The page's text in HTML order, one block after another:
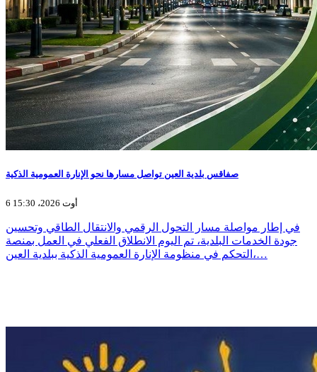
صفاقس بلدية العين تواصل مسارها نحو الإنارة العمومية الذكية
6 أوت 2026، 15:30
في إطار مواصلة مسار التحول الرقمي والانتقال الطاقي وتحسين
جودة الخدمات البلدية، تم اليوم الانطلاق الفعلي في العمل بمنصة
التحكم في منظومة الإنارة العمومية الذكية ببلدية العين،…